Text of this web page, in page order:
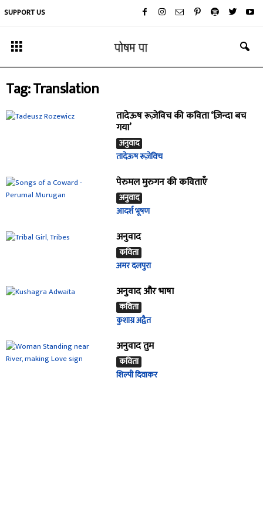
SUPPORT US
Tag: Translation
तादेऊष रूज़ेविच की कविता ‘ज़िन्दा बच
गया’
अनुवाद
तादेऊष रूज़ेविच
पेरुमल मुरुगन की कविताएँ
अनुवाद
आदर्श भूषण
अनुवाद
कविता
अमर दलपुरा
अनुवाद और भाषा
कविता
कुशाग्र अद्वैत
अनुवाद तुम
कविता
शिल्पी दिवाकर